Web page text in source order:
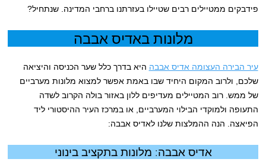
פידבקים ממטיילים רבים שטיילו בעזרתנו ברחבי המדינה. שנתחיל?
מלונות באדיס אבבה
עיר הבירה העצומה אדיס אבבה היא בדרך כלל שער הכניסה והיציאה
שלכם, ולרוב המקום היחיד שבו באמת אפשר למצוא מלונות מערביים
של ממש. רוב המטיילים מעדיפים ללון באזור בולה הקרוב לשדה
התעופה ולמוקדי הבילוי המערביים, או במרכז העיר ההיסטורי ליד
הפיאצה. הנה ההמלצות שלנו לאדיס אבבה:
אדיס אבבה: מלונות בתקציב בינוני